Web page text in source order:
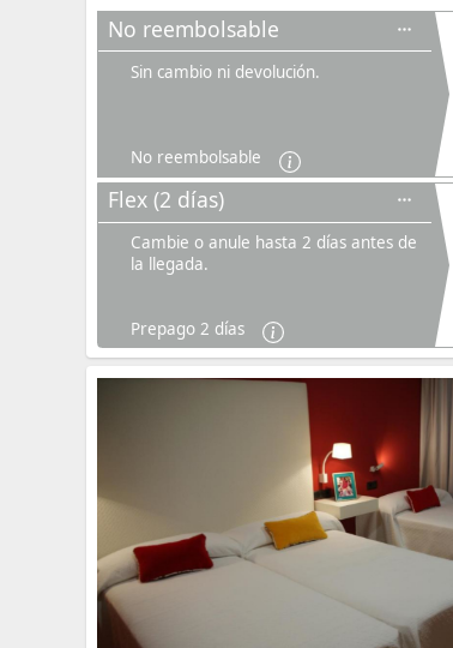
No reembolsable
Sin cambio ni devolución.
No reembolsable
Flex (2 días)
Cambie o anule hasta 2 días antes de
la llegada.
Prepago 2 días